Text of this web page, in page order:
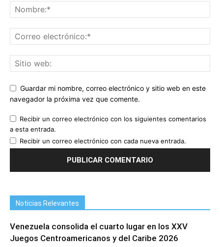
Guardar mi nombre, correo electrónico y sitio web en este
navegador la próxima vez que comente.
Recibir un correo electrónico con los siguientes comentarios
a esta entrada.
Recibir un correo electrónico con cada nueva entrada.
Noticias Relevantes
Venezuela consolida el cuarto lugar en los XXV
Juegos Centroamericanos y del Caribe 2026